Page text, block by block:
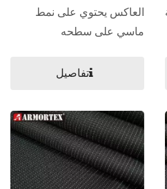
العاكس يحتوي على نمط
ماسي على سطحه
تفاصيل